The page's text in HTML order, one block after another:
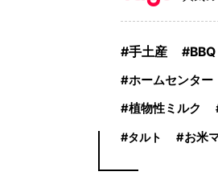
手土産 BBQ
ホームセンター
植物性ミルク
タルト お米